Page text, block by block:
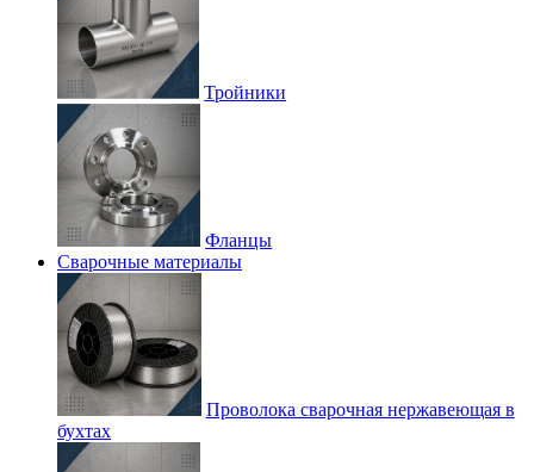
Тройники
Фланцы
Сварочные материалы
Проволока сварочная нержавеющая в
бухтах